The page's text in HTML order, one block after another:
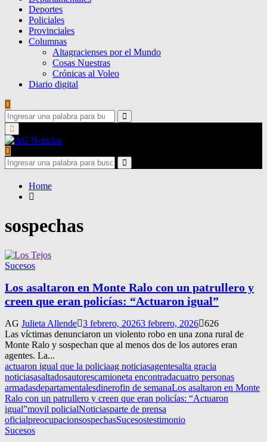
Deportes
Policiales
Provinciales
Columnas
Altagracienses por el Mundo
Cosas Nuestras
Crónicas al Voleo
Diario digital
Search
for:
Search
Primary
Menu
Search
for:
Search
Home
sospechas
Sucesos
Los asaltaron en Monte Ralo con un patrullero y
creen que eran policías: “Actuaron igual”
AG Julieta Allende 3 febrero, 20263 febrero, 2026 626
Las víctimas denunciaron un violento robo en una zona rural de
Monte Ralo y sospechan que al menos dos de los autores eran
agentes. La...
actuaron igual que la policiaag noticiasagentesalta gracia
noticiasasaltadosautorescamioneta encontradacuatro personas
armadasdepartamentalesdinerofin de semanaLos asaltaron en Monte
Ralo con un patrullero y creen que eran policías: “Actuaron
igual”movil policialNoticiasparte de prensa
oficialpreocupacionsospechasSucesostestimonio
Sucesos